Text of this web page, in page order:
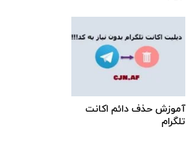
آموزش حذف دائم اکانت
تلگرام